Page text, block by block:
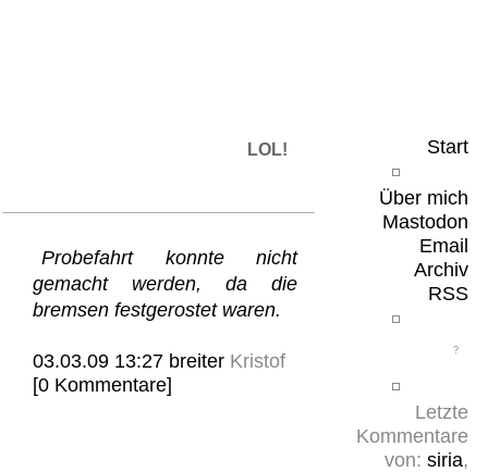
Start
Über mich
Mastodon
Email
Archiv
RSS
Letzte
Kommentare
von: siria,
LOL!
Probefahrt konnte nicht
gemacht werden, da die
bremsen festgerostet waren.
03.03.09 13:27 breiter Kristof
[0 Kommentare]